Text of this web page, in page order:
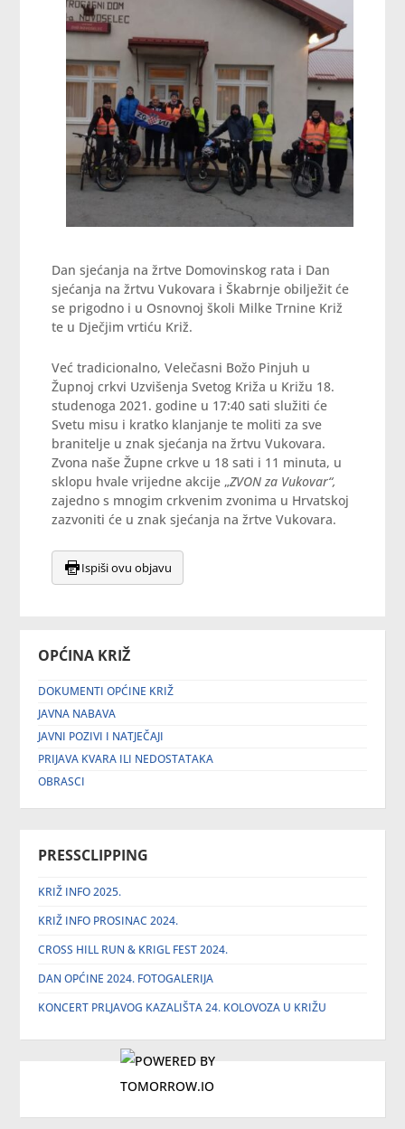
OPĆINA KRIŽ
DOKUMENTI OPĆINE KRIŽ
JAVNA NABAVA
JAVNI POZIVI I NATJEČAJI
PRIJAVA KVARA ILI NEDOSTATAKA
OBRASCI
PRESSCLIPPING
KRIŽ INFO 2025.
KRIŽ INFO PROSINAC 2024.
CROSS HILL RUN & KRIGL FEST 2024.
DAN OPĆINE 2024. FOTOGALERIJA
KONCERT PRLJAVOG KAZALIŠTA 24. KOLOVOZA U KRIŽU
Dan sjećanja na žrtve Domovinskog rata i Dan
sjećanja na žrtvu Vukovara i Škabrnje obilježit će
se prigodno i u Osnovnoj školi Milke Trnine Križ
te u Dječjim vrtiću Križ.
Već tradicionalno, Velečasni Božo Pinjuh u
Župnoj crkvi Uzvišenja Svetog Križa u Križu 18.
studenoga 2021. godine u 17:40 sati služiti će
Svetu misu i kratko klanjanje te moliti za sve
branitelje u znak sjećanja na žrtvu Vukovara.
Zvona naše Župne crkve u 18 sati i 11 minuta, u
sklopu hvale vrijedne akcije „ZVON za Vukovar“,
zajedno s mnogim crkvenim zvonima u Hrvatskoj
zazvoniti će u znak sjećanja na žrtve Vukovara.
Ispiši ovu objavu